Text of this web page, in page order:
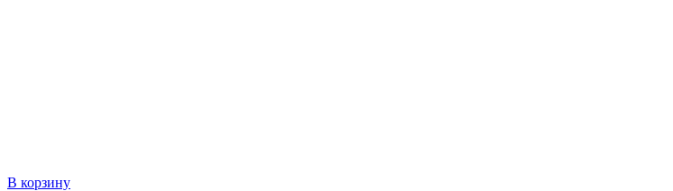
В корзину